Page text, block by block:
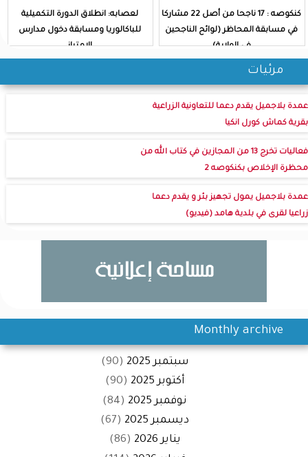
كنكوصه : 17 ناجحا من أصل 22 مشاركا
في مسابقة المحاظر (لوائح الناجحين
في الولاية)
لعصابه: انطلاق الدورة التكميلية
للباكالوريا ومسابقة دخول مدارس
الامتياز
مرئيات
عمدة بلاجميل يقدم دعما للتعاونية الزراعية
بقرية كماش كورل انكيا
فعاليات تخرج 13 من المجازين في كتاب الله من
محظرة الإخلاص بكنكوصه 2
عمدة بلاجميل يمول تجهيز بئر و يقدم دعما
زراعيا لقرى في بلدية هامد (فيديو)
Monthly archive
سبتمبر 2025
(90)
أكتوبر 2025
(90)
نوفمبر 2025
(84)
ديسمبر 2025
(67)
يناير 2026
(86)